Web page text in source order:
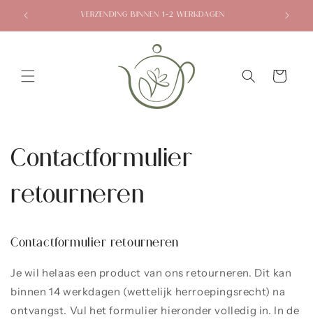
naar de
VERZENDING BINNEN 1-2 WERKDAGEN
Winkelwagen
Contactformulier
retourneren
Contactformulier retourneren
Je wil helaas een product van ons retourneren. Dit kan
binnen 14 werkdagen (wettelijk herroepingsrecht) na
ontvangst. Vul het formulier hieronder volledig in. In de